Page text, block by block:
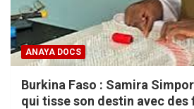
ANAYA DOCS
Burkina Faso : Samira
qui tisse son destin avec des